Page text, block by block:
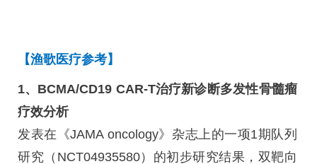
【渔歌医疗参考】
1、BCMA/CD19 CAR-T治疗新诊断多发性骨髓瘤
疗效分析
发表在《JAMA oncology》杂志上的一项1期队列
研究（NCT04935580）的初步研究结果，双靶向